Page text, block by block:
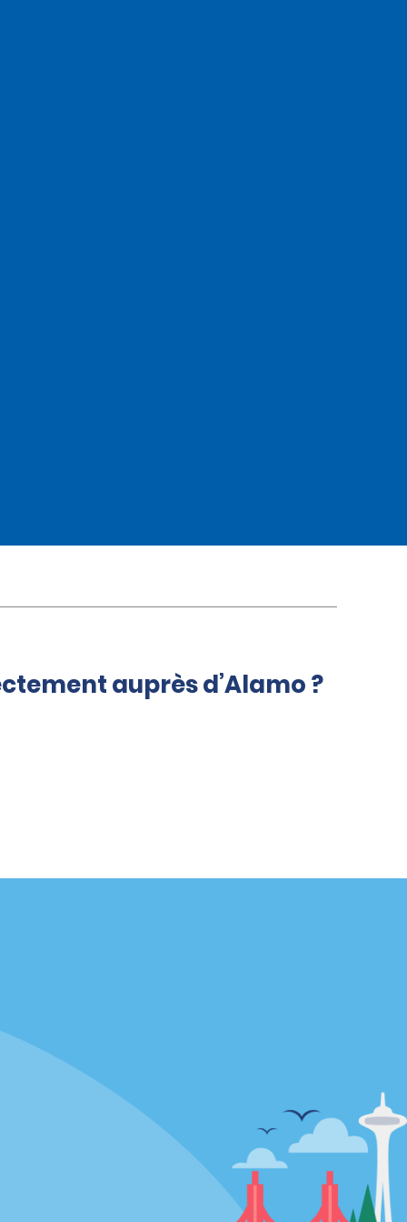
auprès d’Alamo ?
Politique de confidentialité
Politique d’utilisation des cookies
Conditions d’utilisation
Choix de confidentialité